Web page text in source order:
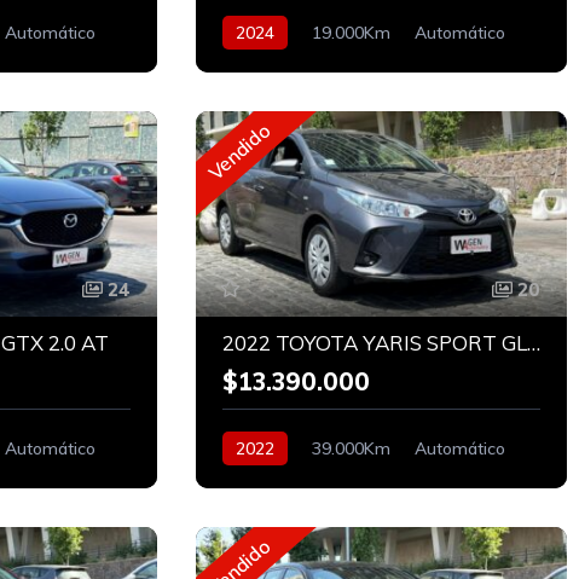
Automático
2024 19.000Km
Automático
24
2.0 AT
Automático
Vendido
20
2022 TOYOTA YARIS SPORT GLE 1.5 AT
$13.390.000
2022 39.000Km
Automático